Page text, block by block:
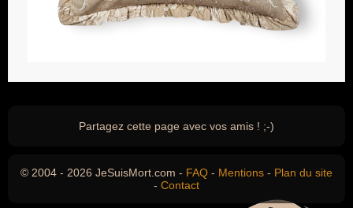
Partagez cette page avec vos amis ! ;-)
© 2004 - 2026 JeSuisMort.com - FAQ - Mentions - Plan du site
- Contact